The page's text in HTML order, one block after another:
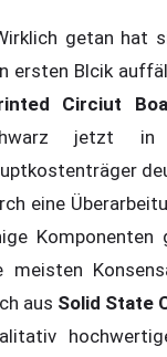
getan hat
ersten Blcik
Circiut
jetzt
eine
Komponenten
meisten
aus Solid State